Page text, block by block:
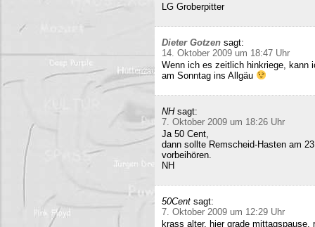
LG Groberpitter
Dieter Gotzen sagt:
14. Oktober 2009 um 18:47 Uhr
Wenn ich es zeitlich hinkriege, kann
am Sonntag ins Allgäu
NH sagt:
7. Oktober 2009 um 18:26 Uhr
Ja 50 Cent,
dann sollte Remscheid-Hasten am
vorbeihören.
NH
50Cent sagt:
7. Oktober 2009 um 12:29 Uhr
krass alter. hier grade